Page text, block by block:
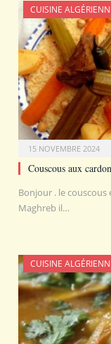
CUISINE
15 NOVEMBRE 2024
Couscous aux
Bonjour . le
Maghreb il…
CUISINE